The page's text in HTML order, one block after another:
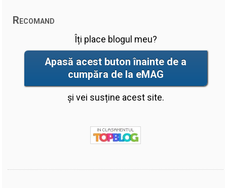
Recomand
Îți place blogul meu?
Apasă acest buton înainte de a
cumpăra de la eMAG
și vei susține acest site.